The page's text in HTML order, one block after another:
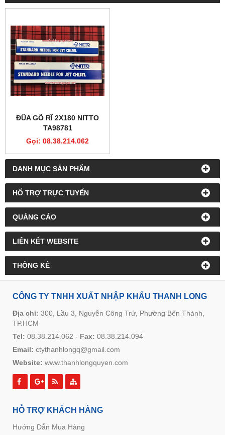
DANH MỤC SẢN PHẨM
HỔ TRỢ TRỰC TUYẾN
QUẢNG CÁO
LIÊN KẾT WEBSITE
THỐNG KÊ
ĐŨA GÕ RĨ 2X180 NITTO
TA98781
Gọi: 08.38.214.062
CÔNG TY TNHH XUẤT NHẬP KHẨU THANH LONG
Địa chỉ: 300, Lầu 3, Nguyễn Công Trứ, Phường Bến Thành,
TP.HCM
Tel: 08.38.214.062 - Fax: 08.38.214.094
Email: ctythanhlongq@gmail.com
Website: www.thanhlongquyen.com
HỖ TRỢ KHÁCH HÀNG
Hướng Dẫn Mua Hàng